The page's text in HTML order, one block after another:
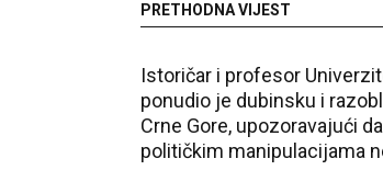
PRETHODNA VIJEST
Istoričar i profesor
ponudio je dubinsku i
Crne Gore, upozoravajući
političkim manipulacijama